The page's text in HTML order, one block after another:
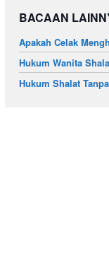
BACAAN
Apakah Celak
Hukum Wanita
Hukum Shalat